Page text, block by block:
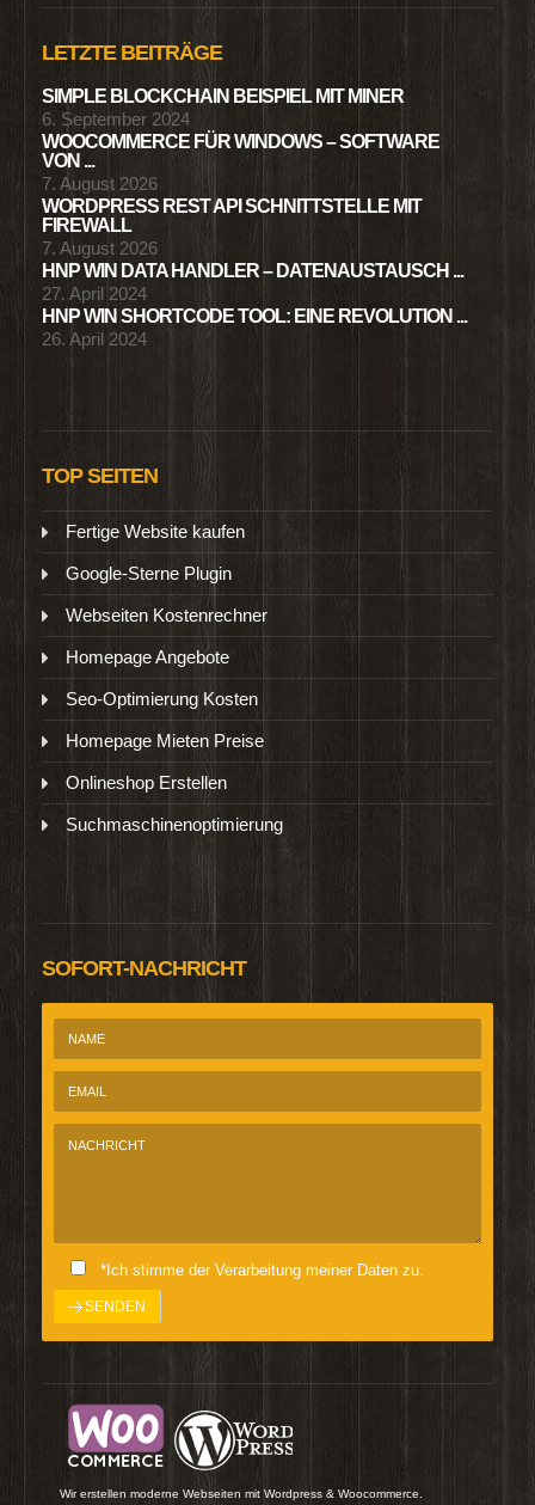
LETZTE BEITRÄGE
SIMPLE BLOCKCHAIN BEISPIEL MIT MINER
6. September 2024
WOOCOMMERCE FÜR WINDOWS – SOFTWARE
VON ...
7. August 2026
WORDPRESS REST API SCHNITTSTELLE MIT
FIREWALL
7. August 2026
HNP WIN DATA HANDLER – DATENAUSTAUSCH ...
27. April 2024
HNP WIN SHORTCODE TOOL: EINE REVOLUTION ...
26. April 2024
TOP SEITEN
Fertige Website kaufen
Google-Sterne Plugin
Webseiten Kostenrechner
Homepage Angebote
Seo-Optimierung Kosten
Homepage Mieten Preise
Onlineshop Erstellen
Suchmaschinenoptimierung
SOFORT-NACHRICHT
*Ich stimme der Verarbeitung meiner Daten zu.
Wir erstellen moderne Webseiten mit Wordpress & Woocommerce.